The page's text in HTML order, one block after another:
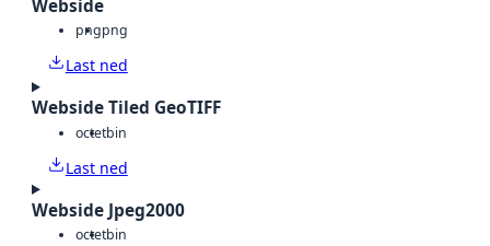
Webside
pngpng
Last ned
Webside Tiled GeoTIFF
octetbin
Last ned
Webside Jpeg2000
octetbin